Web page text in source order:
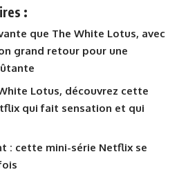
:
que The White Lotus, avec
grand retour pour une
Lotus, découvrez cette
qui fait sensation et qui
: cette mini-série Netflix se